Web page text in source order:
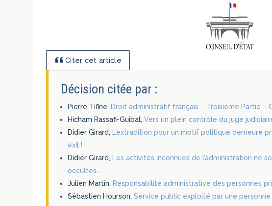
Citer cet article
Décision citée par :
Pierre Tifine, Droit administratif français – Troisième Partie –
Hicham Rassafi-Guibal,Vers un plein contrôle du juge
Didier Girard, L’extradition pour un motif politique demeure
exil !
Didier Girard, Les activités inconnues de l’administration ne
occultes…
Julien Martin, Responsabilité administrative des personnes
Sébastien Hourson,Service public exploité par une